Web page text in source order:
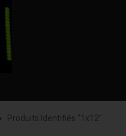
Produits Identifiés “1x12”